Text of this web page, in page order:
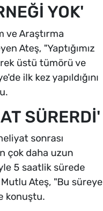
YOK'
ve Araştırma
Ateş, "Yaptığımız
üstü tümörü ve
ilk kez yapıldığını
SÜRERDİ'
sonrası
çok daha uzun
5 saatlik sürede
Ateş, "Bu süreye
konuştu.